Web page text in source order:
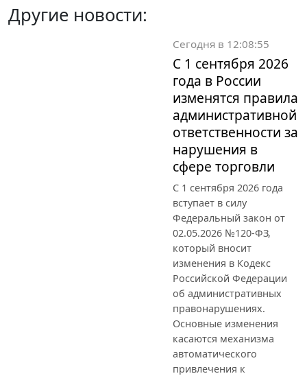
Другие новости:
Сегодня в 12:08:55
С 1 сентября 2026
года в России
изменятся правила
административной
ответственности за
нарушения в
сфере торговли
С 1 сентября 2026 года
вступает в силу
Федеральный закон от
02.05.2026 №120-ФЗ,
который вносит
изменения в Кодекс
Российской Федерации
об административных
правонарушениях.
Основные изменения
касаются механизма
автоматического
привлечения к